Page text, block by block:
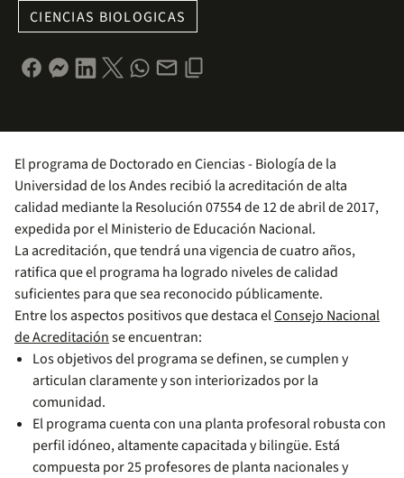
CIENCIAS BIOLOGICAS
El programa de Doctorado en Ciencias - Biología de la
Universidad de los Andes recibió la acreditación de alta
calidad mediante la Resolución 07554 de 12 de abril de 2017,
expedida por el Ministerio de Educación Nacional.
La acreditación, que tendrá una vigencia de cuatro años,
ratifica que el programa ha logrado niveles de calidad
suficientes para que sea reconocido públicamente.
Entre los aspectos positivos que destaca elConsejo Nacional
de Acreditaciónse encuentran:
Los objetivos del programa se definen, se cumplen y
articulan claramente y son interiorizados por la
comunidad.
El programa cuenta con una planta profesoral robusta con
perfil idóneo, altamente capacitada y bilingüe. Está
compuesta por 25 profesores de planta nacionales y